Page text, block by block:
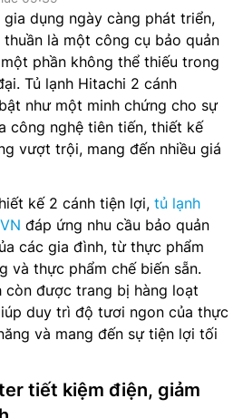
dụng ngày càng phát triển,
là một công cụ bảo quản
phần không thể thiếu trong
Tủ lạnh Hitachi 2 cánh
như một minh chứng cho sự
công nghệ tiên tiến, thiết kế
vượt trội, mang đến nhiều giá
kế 2 cánh tiện lợi, tủ lạnh
đáp ứng nhu cầu bảo quản
các gia đình, từ thực phẩm
và thực phẩm chế biến sẵn.
còn được trang bị hàng loạt
duy trì độ tươi ngon của thực
và mang đến sự tiện lợi tối
tiết kiệm điện, giảm